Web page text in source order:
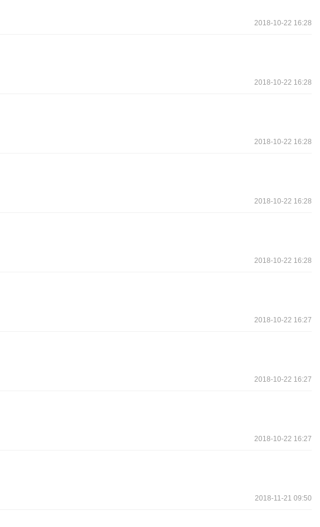
2018-10-22 16:28
2018-10-22 16:28
2018-10-22 16:28
2018-10-22 16:28
2018-10-22 16:28
2018-10-22 16:27
2018-10-22 16:27
2018-10-22 16:27
2018-11-21 09:50